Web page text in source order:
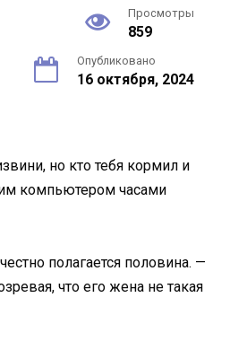
Просмотры
859
Опубликовано
16 октября, 2024
но кто тебя кормил и
компьютером часами
полагается половина. —
что его жена не такая